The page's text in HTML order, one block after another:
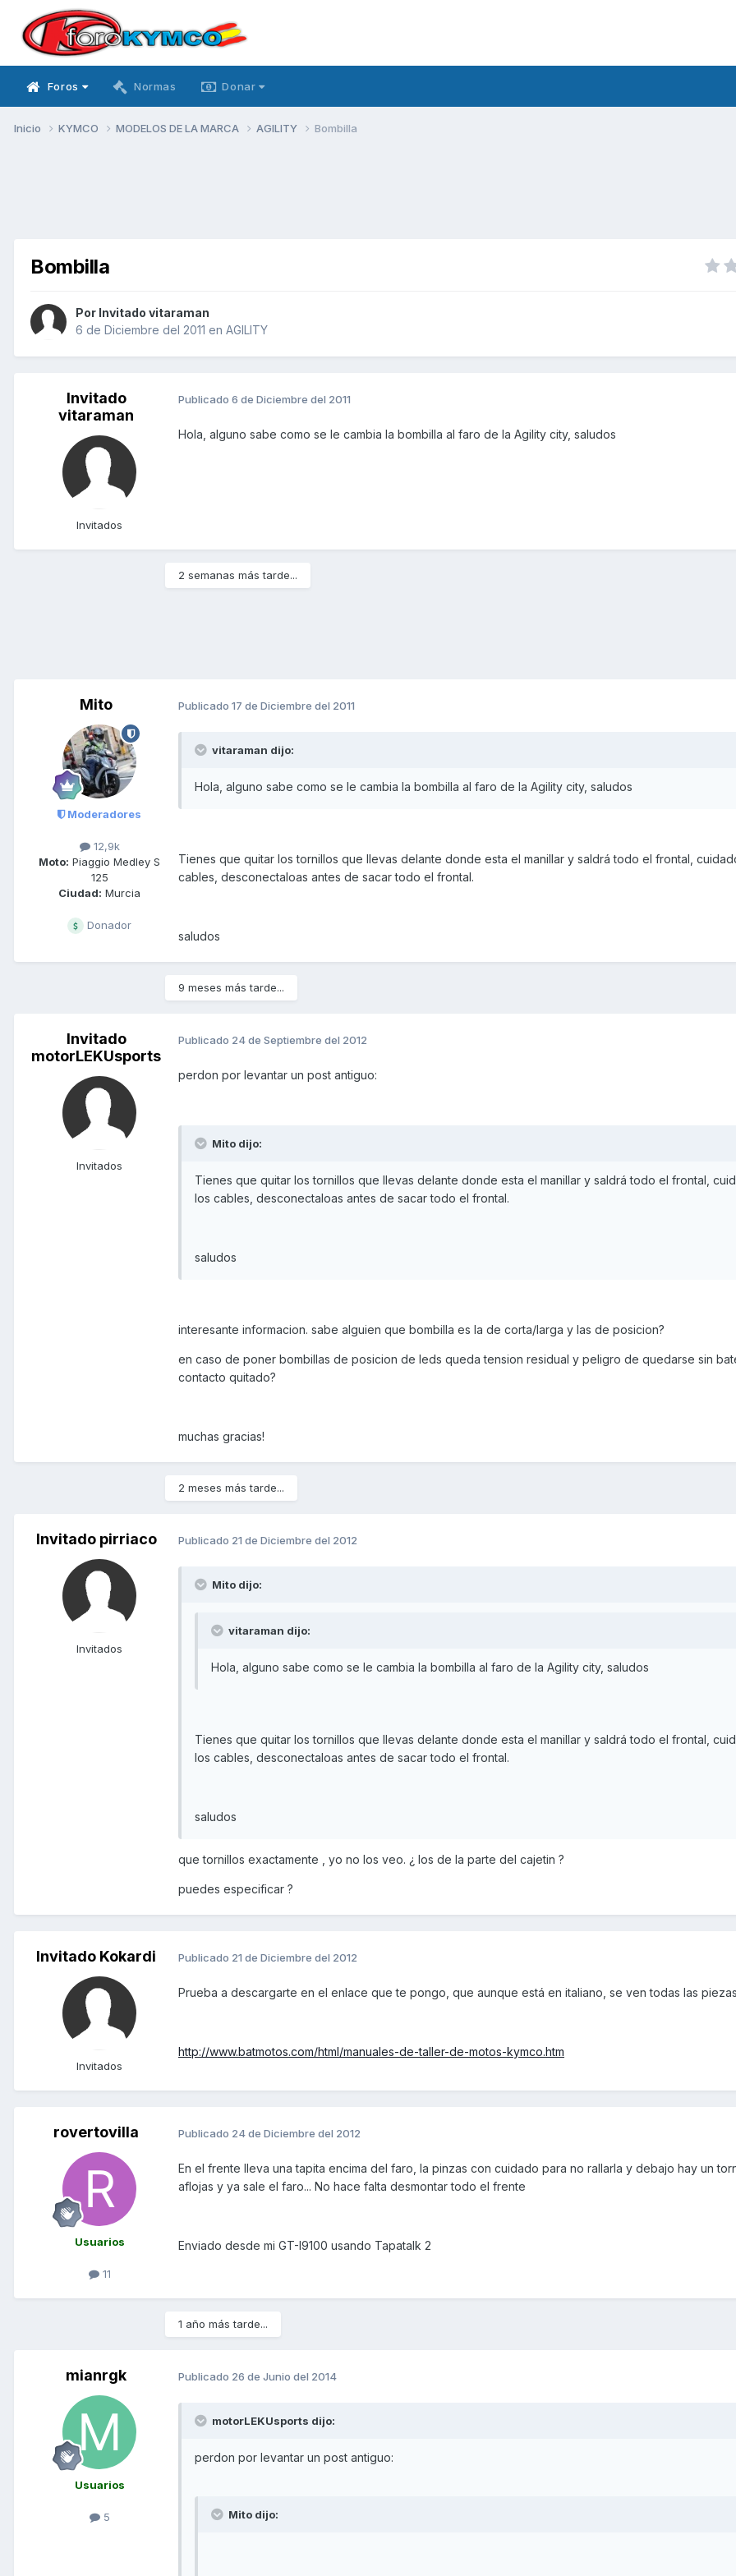
Foros Normas Donar
Inicio KYMCO MODELOS DE LA MARCA AGILITY Bombilla
Bombilla
Por Invitado vitaraman
6 de Diciembre del 2011 en AGILITY
Invitado
vitaraman
Invitados
Publicado 6 de Diciembre del 2011
Hola, alguno sabe como se le cambia la bombilla al faro de la Agility city, saludos
2 semanas más tarde...
Mito
Moderadores
12,9k
Moto: Piaggio Medley S
125
Ciudad: Murcia
Donador
Publicado 17 de Diciembre del 2011
vitaraman dijo:
Hola, alguno sabe como se le cambia la bombilla al faro de la Agility city, saludos
Tienes que quitar los tornillos que llevas delante donde esta el manillar y saldrá todo el frontal,
cables, desconectaloas antes de sacar todo el frontal.
saludos
9 meses más tarde...
Invitado
motorLEKUsports
Invitados
Publicado 24 de Septiembre del 2012
perdon por levantar un post antiguo:
Mito dijo:
Tienes que quitar los tornillos que llevas delante donde esta el manillar y saldrá todo el frontal,
los cables, desconectaloas antes de sacar todo el frontal.
saludos
interesante informacion. sabe alguien que bombilla es la de corta/larga y las de posicion?
en caso de poner bombillas de posicion de leds queda tension residual y peligro de quedarse sin
contacto quitado?
muchas gracias!
2 meses más tarde...
Invitado pirriaco
Invitados
Publicado 21 de Diciembre del 2012
Mito dijo:
vitaraman dijo:
Hola, alguno sabe como se le cambia la bombilla al faro de la Agility city, saludos
Tienes que quitar los tornillos que llevas delante donde esta el manillar y saldrá todo el frontal,
los cables, desconectaloas antes de sacar todo el frontal.
saludos
que tornillos exactamente , yo no los veo. ¿ los de la parte del cajetin ?
puedes especificar ?
Invitado Kokardi
Invitados
Publicado 21 de Diciembre del 2012
Prueba a descargarte en el enlace que te pongo, que aunque está en italiano, se ven todas las
http://www.batmotos.com/html/manuales-de-taller-de-motos-kymco.htm
rovertovilla
Usuarios
11
Publicado 24 de Diciembre del 2012
En el frente lleva una tapita encima del faro, la pinzas con cuidado para no rallarla y debajo hay un
aflojas y ya sale el faro... No hace falta desmontar todo el frente
Enviado desde mi GT-I9100 usando Tapatalk 2
1 año más tarde...
mianrgk
Usuarios
5
Publicado 26 de Junio del 2014
motorLEKUsports dijo:
perdon por levantar un post antiguo:
Mito dijo: